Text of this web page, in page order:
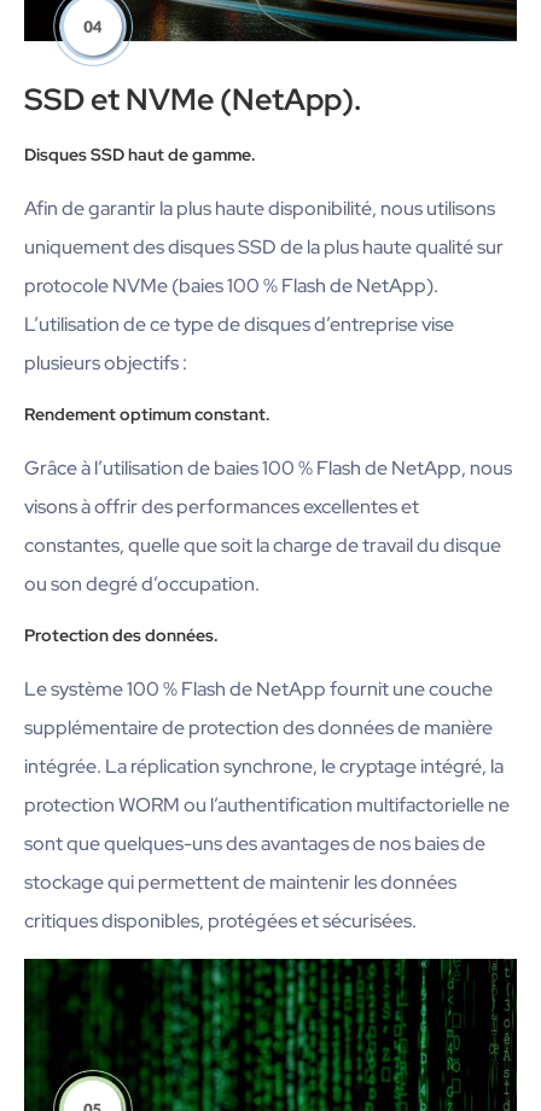
SSD et NVMe (NetApp).
Disques SSD haut de gamme.
Afin de garantir la plus haute disponibilité, nous utilisons
uniquement des disques SSD de la plus haute qualité sur
protocole NVMe (baies 100 % Flash de NetApp).
L’utilisation de ce type de disques d’entreprise vise
plusieurs objectifs :
Rendement optimum constant.
Grâce à l’utilisation de baies 100 % Flash de NetApp, nous
visons à offrir des performances excellentes et
constantes, quelle que soit la charge de travail du disque
ou son degré d’occupation.
Protection des données.
Le système 100 % Flash de NetApp fournit une couche
supplémentaire de protection des données de manière
intégrée. La réplication synchrone, le cryptage intégré, la
protection WORM ou l’authentification multifactorielle ne
sont que quelques-uns des avantages de nos baies de
stockage qui permettent de maintenir les données
critiques disponibles, protégées et sécurisées.